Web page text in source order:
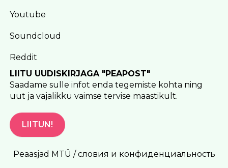
Youtube
Soundcloud
Reddit
LIITU UUDISKIRJAGA "PEAPOST"
Saadame sulle infot enda tegemiste kohta ning
uut ja vajalikku vaimse tervise maastikult.
LIITUN!
Peaasjad MTÜ / словия и конфиденциальность